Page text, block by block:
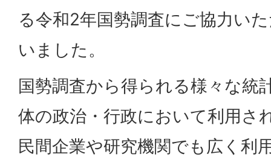
る令和2年国勢調査にご協力い
いました。
国勢調査から得られる様々な統
体の政治・行政において利用さ
民間企業や研究機関でも広く利